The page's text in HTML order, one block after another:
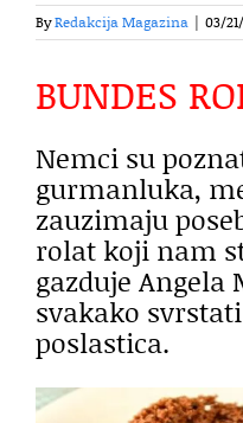
ByRedakcija Magazina 03/
BUNDES
Nemci su
gurmanluka,
zauzimaju
rolat koji nam
gazduje Angela
svakako
poslastica.